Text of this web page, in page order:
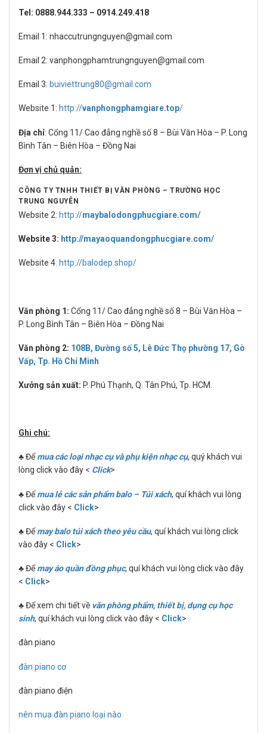
Tel: 0888.944.333 – 0914.249.418
Email 1: nhaccutrungnguyen@gmail.com
Email 2: vanphongphamtrungnguyen@gmail.com
Email 3: buiviettrung80@gmail.com
Website 1: http://vanphongphamgiare.top/
Địa chỉ: Cổng 11/ Cao đẳng nghề số 8 – Bùi Văn Hòa – P. Long
Bình Tân – Biên Hòa – Đồng Nai
Đơn vị chủ quản:
CÔNG TY TNHH THIẾT BỊ VĂN PHÒNG – TRƯỜNG HỌC
TRUNG NGUYÊN
Website 2: http://maybalodongphucgiare.com/
Website 3: http://mayaoquandongphucgiare.com/
Website 4: http://balodep.shop/
Văn phòng 1: Cổng 11/ Cao đẳng nghề số 8 – Bùi Văn Hòa –
P. Long Bình Tân – Biên Hòa – Đồng Nai
Văn phòng 2: 108B, Đường số 5, Lê Đức Thọ phường 17, Gò
Vấp, Tp. Hồ Chí Minh
Xưởng sản xuất: P. Phú Thạnh, Q. Tân Phú, Tp. HCM.
Ghi chú:
♣ Đểmua các loại nhạc cụ và phụ kiện nhạc cụ, quý khách vui
lòng click vào đây < Click>
♣ Đểmua lẻ các sản phẩm balo – Túi xách, quí khách vui lòng
click vào đây < Click>
♣ Đểmay balo túi xách theo yêu cầu, quí khách vui lòng click
vào đây < Click>
♣ Đểmay áo quần đồng phục, quí khách vui lòng click vào đây
< Click>
♣ Để xem chi tiết về văn phòng phẩm, thiết bị, dụng cụ học
sinh, quí khách vui lòng click vào đây < Click>
đàn piano
đàn piano cơ
đàn piano điện
nên mua đàn piano loại nào